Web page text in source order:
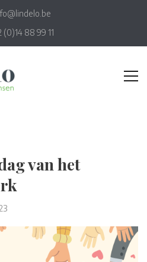
(0)14 88 99 11
van het